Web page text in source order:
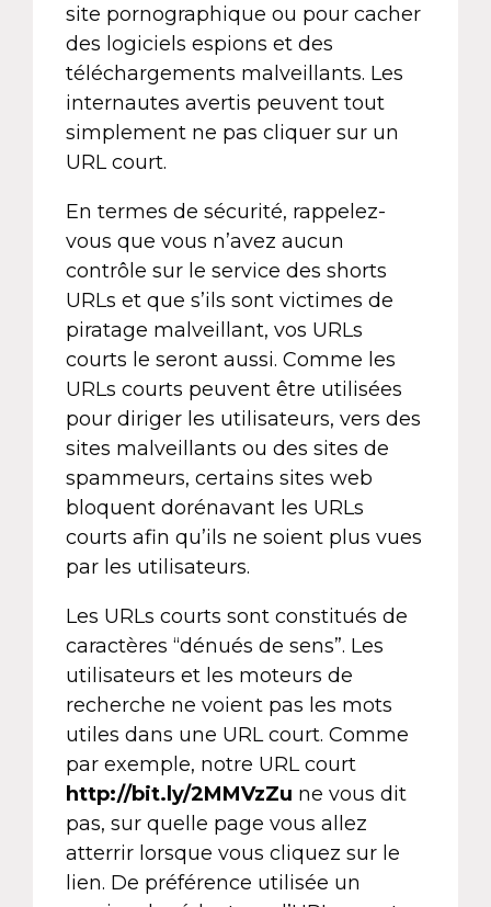
site pornographique ou pour cacher
des logiciels espions et des
téléchargements malveillants. Les
internautes avertis peuvent tout
simplement ne pas cliquer sur un
URL court.
En termes de sécurité, rappelez-
vous que vous n’avez aucun
contrôle sur le service des shorts
URLs et que s’ils sont victimes de
piratage malveillant, vos URLs
courts le seront aussi. Comme les
URLs courts peuvent être utilisées
pour diriger les utilisateurs, vers des
sites malveillants ou des sites de
spammeurs, certains sites web
bloquent dorénavant les URLs
courts afin qu’ils ne soient plus vues
par les utilisateurs.
Les URLs courts sont constitués de
caractères “dénués de sens”. Les
utilisateurs et les moteurs de
recherche ne voient pas les mots
utiles dans une URL court. Comme
par exemple, notre URL court
http://bit.ly/2MMVzZu ne vous dit
pas, sur quelle page vous allez
atterrir lorsque vous cliquez sur le
lien. De préférence utilisée un